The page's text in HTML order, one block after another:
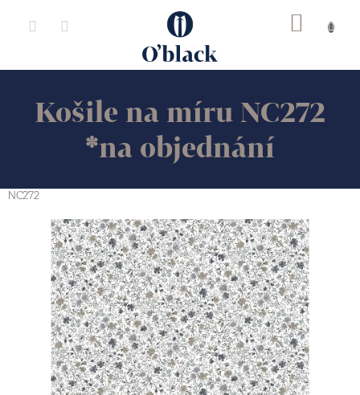
Košile na míru NC272
*na objednání
NC272